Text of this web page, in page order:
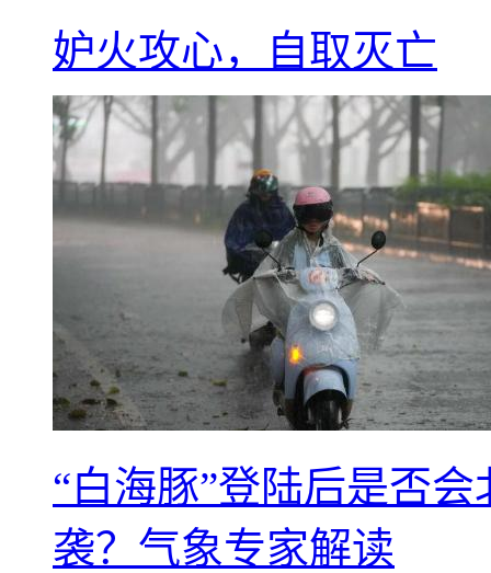
妒火攻心，自取灭亡
“白海豚”登陆后是否
袭？气象专家解读